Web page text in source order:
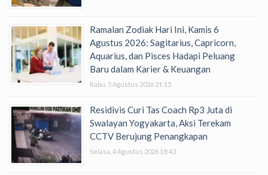
Ramalan Zodiak Hari Ini, Kamis 6
Agustus 2026: Sagitarius, Capricorn,
Aquarius, dan Pisces Hadapi Peluang
Baru dalam Karier & Keuangan
Rabu, 5 Agustus 2026 21:15
Residivis Curi Tas Coach Rp3 Juta di
Swalayan Yogyakarta, Aksi Terekam
CCTV Berujung Penangkapan
Selasa, 4 Agustus 2026 18:43